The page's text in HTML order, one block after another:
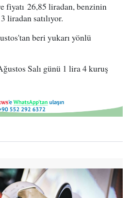
fiyatı 26,85 liradan, benzinin
liradan satılıyor.
beri yukarı yönlü
Salı günü 1 lira 4 kuruş